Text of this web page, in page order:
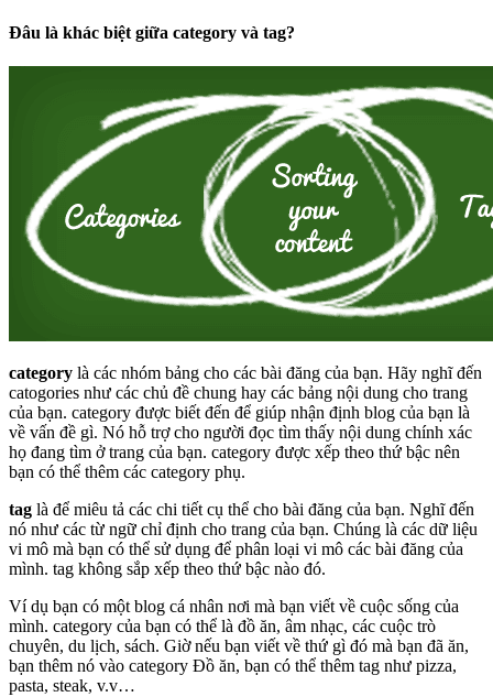
Đâu là khác biệt giữa category và tag?
category là các nhóm bảng cho các bài đăng của bạn. Hãy nghĩ đến
catogories như các chủ đề chung hay các bảng nội dung cho trang
của bạn. category được biết đến để giúp nhận định blog của bạn là
về vấn đề gì. Nó hỗ trợ cho người đọc tìm thấy nội dung chính xác
họ đang tìm ở trang của bạn. category được xếp theo thứ bậc nên
bạn có thể thêm các category phụ.
tag là để miêu tả các chi tiết cụ thể cho bài đăng của bạn. Nghĩ đến
nó như các từ ngữ chỉ định cho trang của bạn. Chúng là các dữ liệu
vi mô mà bạn có thể sử dụng để phân loại vi mô các bài đăng của
mình. tag không sắp xếp theo thứ bậc nào đó.
Ví dụ bạn có một blog cá nhân nơi mà bạn viết về cuộc sống của
mình. category của bạn có thể là đồ ăn, âm nhạc, các cuộc trò
chuyên, du lịch, sách. Giờ nếu bạn viết về thứ gì đó mà bạn đã ăn,
bạn thêm nó vào category Đồ ăn, bạn có thể thêm tag như pizza,
pasta, steak, v.v…